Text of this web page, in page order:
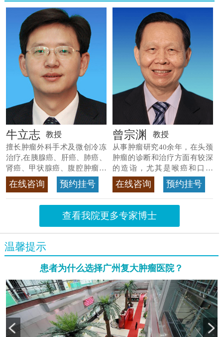
牛立志 教授
擅长肿瘤外科手术及微创冷冻
治疗,在胰腺癌、肝癌、肺癌、
肾癌、甲状腺癌、腹腔肿瘤等
>>查看专家详情
在线咨询 预约挂号
曾宗渊 教授
从事肿瘤研究40余年，在头颈
肿瘤的诊断和治疗方面有较深
的造诣，尤其是喉癌和口腔
癌，迄今仍是广东喉癌单病种
首席专家 >>查看专家详情
在线咨询 预约挂号
查看我院更多专家博士
温馨提示
患者为什么选择广州复大肿瘤医院？